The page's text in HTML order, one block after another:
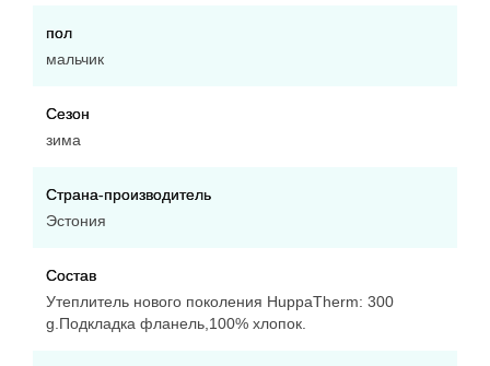
Подкладка: фланель,100% хлопок
Утеплитель: HuppaTherm 300 г
Уровень влагонепроницаемости: 10 000 мм
высоты водяного столба
Полукомбинезон:
водонепроницаема, дышащая. Сидельный шов
проклеен - дополнительная защита от попадания
влаги.
пол
мальчик
Сезон
зима
Страна-производитель
Эстония
Состав
Утеплитель нового поколения HuppaTherm: 300
g.Подкладка фланель,100% хлопок.